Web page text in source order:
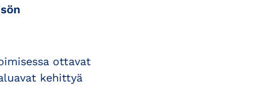
ottavat
kehittyä